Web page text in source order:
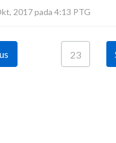
2017 pada 4:13 PTG
23